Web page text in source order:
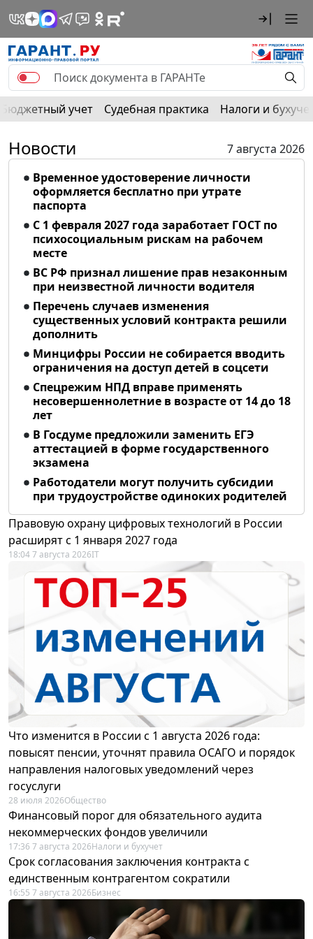
Бюджетный учет Судебная практика Налоги и
Новости
7 августа 2026
Временное удостоверение личности
оформляется бесплатно при утрате
паспорта
С 1 февраля 2027 года заработает ГОСТ по
психосоциальным рискам на рабочем
месте
ВС РФ признал лишение прав незаконным
при неизвестной личности водителя
Перечень случаев изменения
существенных условий контракта решили
дополнить
Минцифры России не собирается вводить
ограничения на доступ детей в соцсети
Спецрежим НПД вправе применять
несовершеннолетние в возрасте от 14 до 18
лет
В Госдуме предложили заменить ЕГЭ
аттестацией в форме государственного
экзамена
Работодатели могут получить субсидии
при трудоустройстве одиноких родителей
Правовую охрану цифровых технологий в России
расширят с 1 января 2027 года
18:04 7 августа 2026IT
Что изменится в России с 1 августа 2026 года:
повысят пенсии, уточнят правила ОСАГО и порядок
направления налоговых уведомлений через
госуслуги
28 июля 2026Общество
Финансовый порог для обязательного аудита
некоммерческих фондов увеличили
17:36 7 августа 2026Налоги и бухучет
Срок согласования заключения контракта с
единственным контрагентом сократили
16:55 7 августа 2026Бизнес